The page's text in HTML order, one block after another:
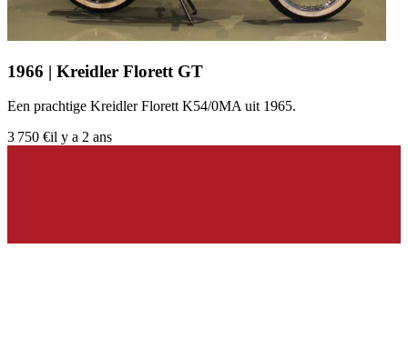
1966 | Kreidler Florett GT
Een prachtige Kreidler Florett K54/0MA uit 1965.
3 750 €il y a 2 ans